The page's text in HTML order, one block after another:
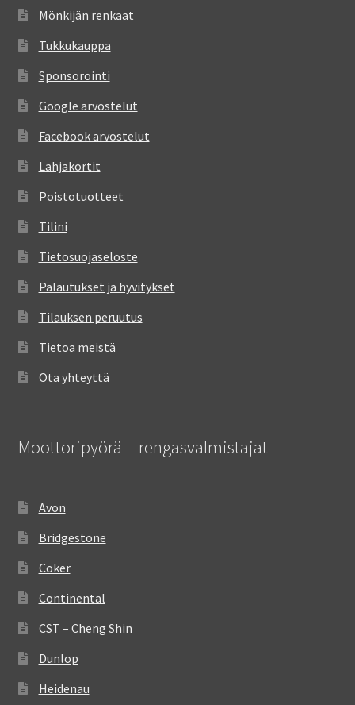
Mönkijän renkaat
Tukkukauppa
Sponsorointi
Google arvostelut
Facebook arvostelut
Lahjakortit
Poistotuotteet
Tilini
Tietosuojaseloste
Palautukset ja hyvitykset
Tilauksen peruutus
Tietoa meistä
Ota yhteyttä
Moottoripyörä – rengasvalmistajat
Avon
Bridgestone
Coker
Continental
CST – Cheng Shin
Dunlop
Heidenau